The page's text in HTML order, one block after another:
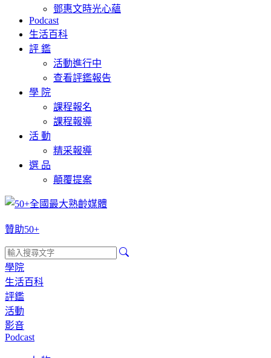
鄧惠文時光心蘊
Podcast
生活百科
評 鑑
活動進行中
查看評鑑報告
學 院
課程報名
課程報導
活 動
精采報導
選 品
顛覆提案
贊助50+
學院
生活百科
評鑑
活動
影音
Podcast